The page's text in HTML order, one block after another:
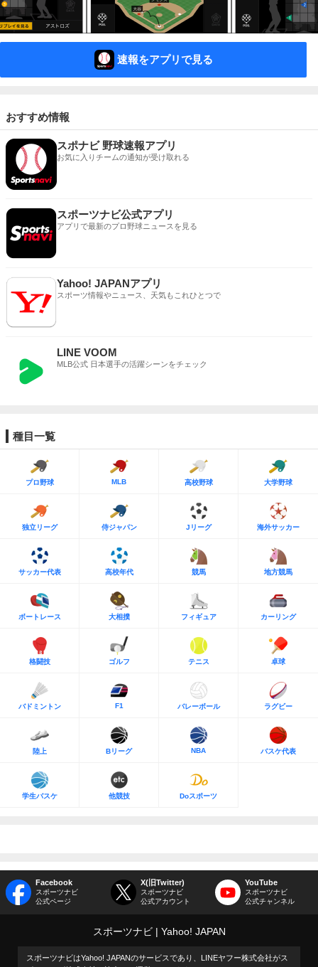
速報をアプリで見る
おすすめ情報
スポナビ 野球速報アプリ
お気に入りチームの通知が受け取れる
スポーツナビ公式アプリ
アプリで最新のプロ野球ニュースを見る
Yahoo! JAPANアプリ
スポーツ情報やニュース、天気もこれひとつで
LINE VOOM
MLB公式 日本選手の活躍シーンをチェック
種目一覧
プロ野球 MLB 高校野球 大学野球
独立リーグ 侍ジャパン Jリーグ 海外サッカー
サッカー代表 高校年代 競馬 地方競馬
ボートレース 大相撲 フィギュア カーリング
格闘技 ゴルフ テニス 卓球
バドミントン F1 バレーボール ラグビー
陸上 Bリーグ NBA バスケ代表
学生バスケ 他競技 Doスポーツ
Facebook
スポーツナビ
公式ページ
X(旧Twitter)
スポーツナビ
公式アカウント
YouTube
スポーツナビ
公式チャンネル
スポーツナビ Yahoo! JAPAN
スポーツナビはYahoo! JAPANのサービスであり、LINEヤフー株式会社がス